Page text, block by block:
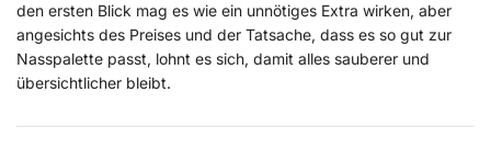
den ersten Blick mag es wie ein unnötiges Extra wirken, aber
angesichts des Preises und der Tatsache, dass es so gut zur
Nasspalette passt, lohnt es sich, damit alles sauberer und
übersichtlicher bleibt.